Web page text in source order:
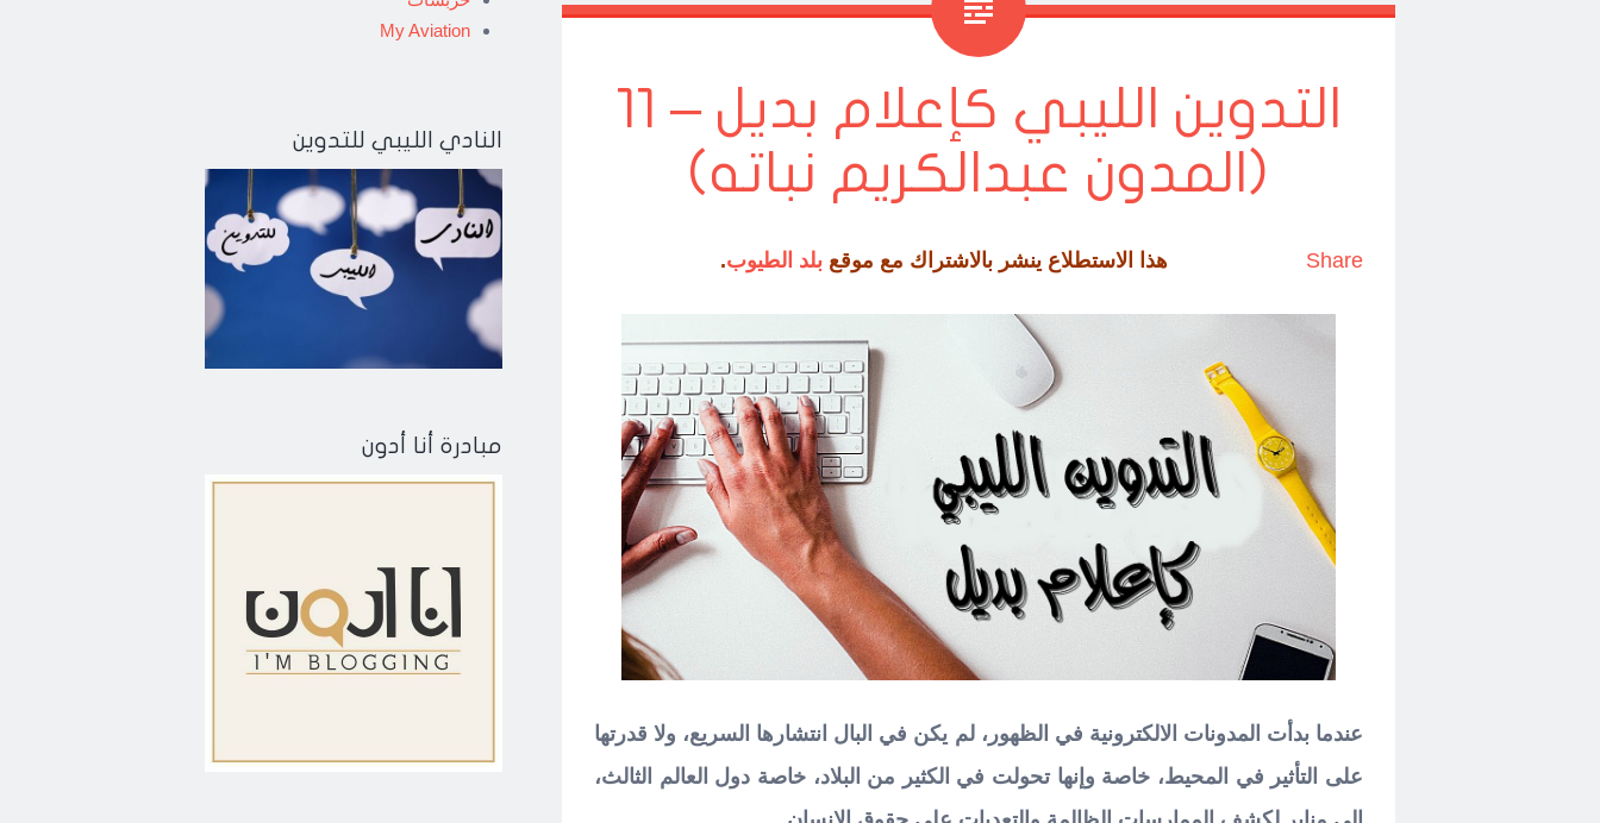
التدوين الليبي كإعلام بديل – 11
(المدون عبدالكريم نباته)
Share هذا الاستطلاع ينشر بالاشتراك مع موقع بلد الطيوب.
عندما بدأت المدونات الالكترونية في الظهور، لم يكن في البال انتشارها السريع، ولا قدرتها
على التأثير في المحيط، خاصة وإنها تحولت في الكثير من البلاد، خاصة دول العالم الثالث،
My Aviation
النادي الليبي للتدوين
مبادرة أنا أدون